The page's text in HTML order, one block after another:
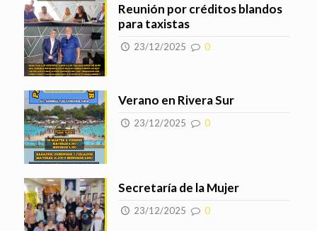
Reunión por créditos blandos
para taxistas
23/12/2025 0
Verano en Rivera Sur
23/12/2025 0
Secretaría de la Mujer
23/12/2025 0